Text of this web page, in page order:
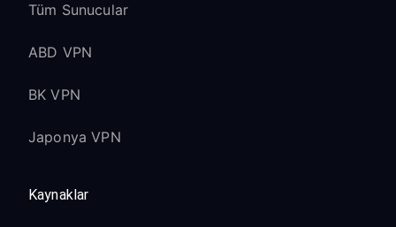
Tüm Sunucular
ABD VPN
BK VPN
Japonya VPN
Kaynaklar